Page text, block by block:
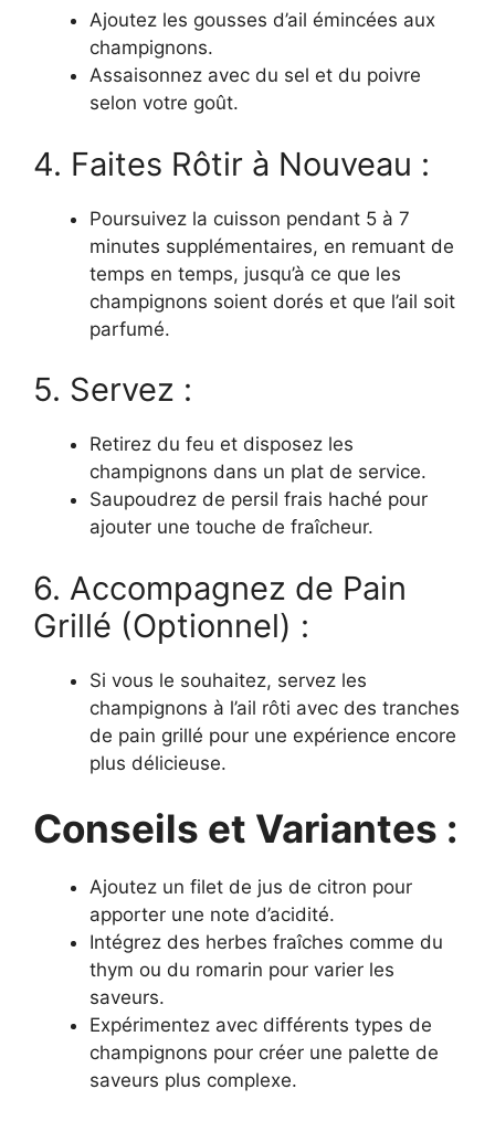
Ajoutez les gousses d’ail émincées aux
champignons.
Assaisonnez avec du sel et du poivre
selon votre goût.
4. Faites Rôtir à Nouveau :
Poursuivez la cuisson pendant 5 à 7
minutes supplémentaires, en remuant de
temps en temps, jusqu’à ce que les
champignons soient dorés et que l’ail soit
parfumé.
5. Servez :
Retirez du feu et disposez les
champignons dans un plat de service.
Saupoudrez de persil frais haché pour
ajouter une touche de fraîcheur.
6. Accompagnez de Pain
Grillé (Optionnel) :
Si vous le souhaitez, servez les
champignons à l’ail rôti avec des tranches
de pain grillé pour une expérience encore
plus délicieuse.
Conseils et Variantes :
Ajoutez un filet de jus de citron pour
apporter une note d’acidité.
Intégrez des herbes fraîches comme du
thym ou du romarin pour varier les
saveurs.
Expérimentez avec différents types de
champignons pour créer une palette de
saveurs plus complexe.